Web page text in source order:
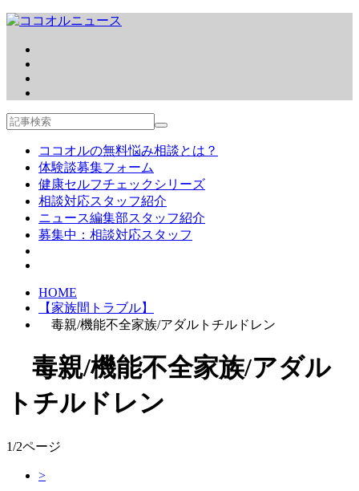
ココオルの無料悩み相談とは？
体験談募集フォーム
健康セルフチェックシリーズ
相談対応スタッフ紹介
ニュース編集部スタッフ紹介
募集中：相談対応スタッフ
HOME
【家族間トラブル】
毒親/機能不全家族/アダルトチルドレン
毒親/機能不全家族/アダル
トチルドレン
1/2ページ
>